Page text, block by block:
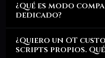
¿Qué es modo
dedicado?
¿Quiero un OT
scripts propios.